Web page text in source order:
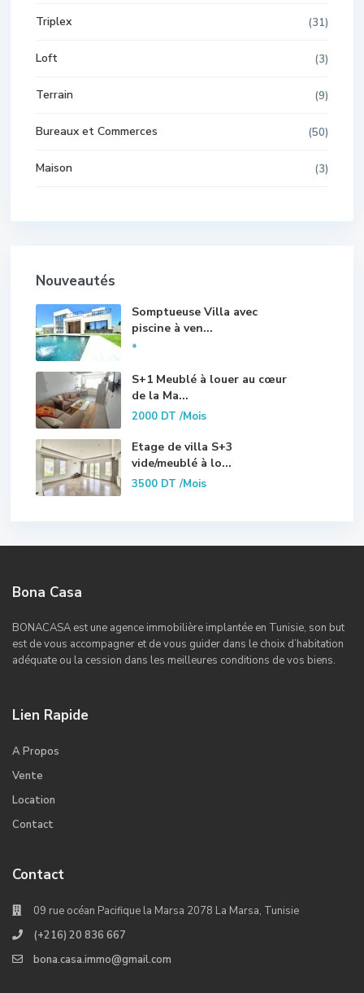
Triplex (31)
Loft (3)
Terrain (9)
Bureaux et Commerces (50)
Maison (3)
Nouveautés
Somptueuse Villa avec
piscine à ven...
*
S+1 Meublé à louer au cœur
de la Ma...
2000 DT/Mois
Etage de villa S+3
vide/meublé à lo...
3500 DT/Mois
Bona Casa
BONACASA est une agence immobilière implantée en Tunisie, son but
est de vous accompagner et de vous guider dans le choix d’habitation
adéquate ou la cession dans les meilleures conditions de vos biens.
Lien Rapide
A Propos
Vente
Location
Contact
Contact
09 rue océan Pacifique la Marsa 2078 La Marsa, Tunisie
(+216) 20 836 667
bona.casa.immo@gmail.com